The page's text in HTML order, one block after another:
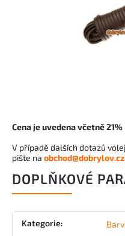
Cena je uvedena včetně 21%
V případě dalších dotazů
pište na obchod@dobrylov.cz
DOPLŇKOVÉ
Kategorie: